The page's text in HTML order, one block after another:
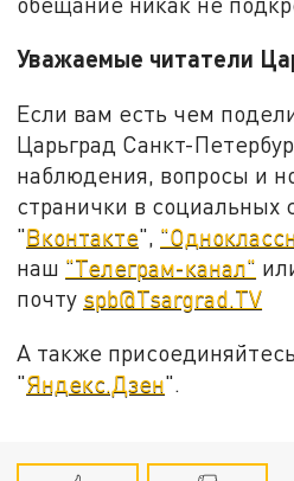
Уважаемые читатели
Если вам есть чем
Царьград Санкт-
наблюдения, вопросы и
странички в социальных
"Вконтакте",
наш "Телеграм-канал"
почту spb@Tsargrad.TV
А также
"Яндекс.Дзен".